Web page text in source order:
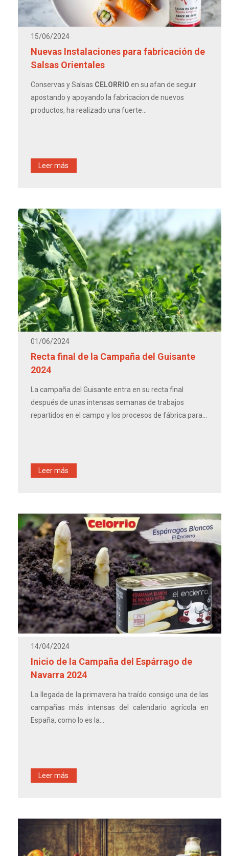
15/06/2024
Nuevas Instalaciones para fabricación de
Salsas Orientales
Conservas y Salsas CELORRIO en su afan de seguir
apostando y apoyando la fabricacion de nuevos
productos, ha realizado una fuerte...
Leer más
01/06/2024
Recta final de la Campaña del Guisante
2024
La campaña del Guisante entra en su recta final
después de unas intensas semanas de trabajos
repartidos en el campo y los procesos de fábrica para...
Leer más
14/04/2024
Inicio de la Campaña del Espárrago de
Navarra 2024
La llegada de la primavera ha traído consigo una de las
campañas más intensas del calendario agrícola en
España, como lo es la...
Leer más